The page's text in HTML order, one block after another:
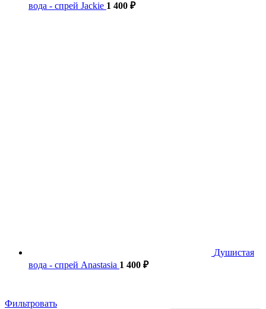
вода - спрей Jackie 1 400 ₽
Душистая
вода - спрей Anastasia 1 400 ₽
Фильтровать